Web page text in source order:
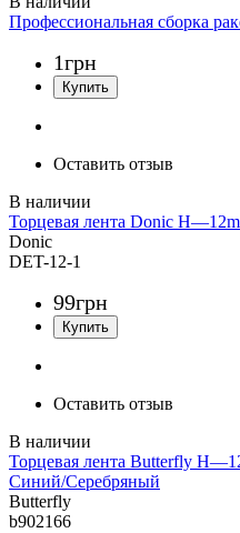
Профессиональная сборка
1грн
Оставить отзыв
Торцевая лента Donic
Donic
DET-12-1
99грн
Оставить отзыв
Торцевая лента Butterfly
Синий/Серебряный
Butterfly
b902166